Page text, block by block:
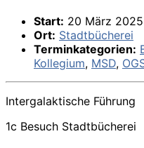
Start: 20 März
Ort: Stadtbücherei
Terminkategorien:
Kollegium, MSD,
Intergalaktische Führung
1c Besuch Stadtbücherei